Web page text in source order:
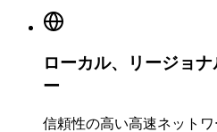
ローカル、リージョ
ー
信頼性の高い高速ネット